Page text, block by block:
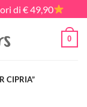
di € 49,90
0
CIPRIA”